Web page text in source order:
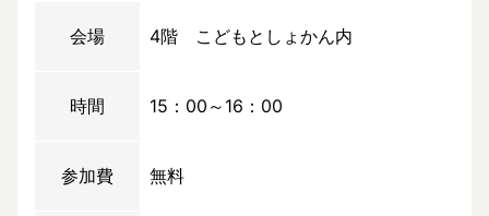
会場 4階 こどもとしょかん内
時間 15：00～16：00
参加費 無料